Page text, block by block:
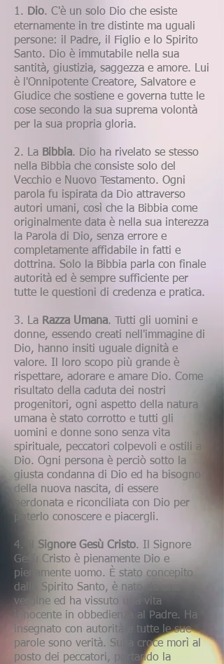
1. Dio. C'è un solo Dio che esiste
eternamente in tre distinte ma uguali
persone: il Padre, il Figlio e lo Spirito
Santo. Dio è immutabile nella sua
santità, giustizia, saggezza e amore. Lui
è l'Onnipotente Creatore, Salvatore e
Giudice che sostiene e governa tutte le
cose secondo la sua suprema volontà
per la sua propria gloria.
2. La Bibbia. Dio ha rivelato se stesso
nella Bibbia che consiste solo del
Vecchio e Nuovo Testamento. Ogni
parola fu ispirata da Dio attraverso
autori umani, così che la Bibbia come
originalmente data è nella sua interezza
la Parola di Dio, senza errore e
completamente affidabile in fatti e
dottrina. Solo
la Bibbia parla con finale
autorità ed è sempre sufficiente per
tutte le questioni di credenza e pratica.
3. La Razza Umana. Tutti gli uomini e
donne, essendo creati nell'immagine di
Dio, hanno insiti uguale dignità e
valore. Il loro scopo più grande è
rispettare, adorare e amare Dio. Come
risultato della caduta dei nostri
progenitori, ogni aspetto della natura
umana è stato corrotto e tutti gli
uomini e donne sono senza vita
spirituale, peccatori colpevoli e ostili a
Dio. Ogni persona è perciò sotto la
giusta condanna di Dio ed ha bisogno
della nuova nascita, di essere
perdonata e riconciliata con Dio per
poterlo conoscere e piacergli.
4. Il Signore Gesù Cristo. Il Signore
Gesù Cristo è pienamente Dio e
pienamente uomo. È stato concepito
dallo Spirito Santo, è nato da una
vergine ed ha vissuto una vita
innocente in obbedienza al Padre. Ha
insegnato con autorità e tutte le sue
parole sono verità. Sulla croce morì al
posto dei peccatori, portando la